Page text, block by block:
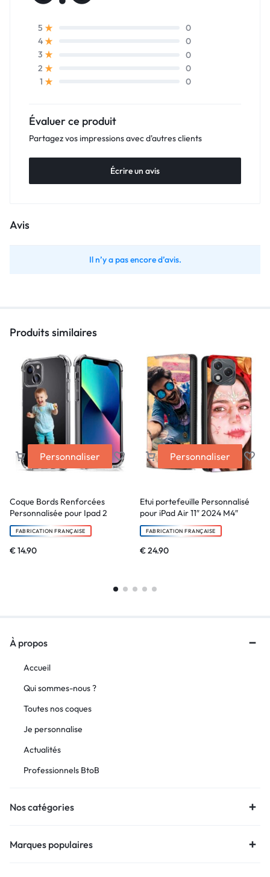
5
0
4
0
3
0
2
0
1
0
Évaluer ce produit
Partagez vos impressions avec d'autres clients
Écrire un avis
Avis
Il n’y a pas encore d’avis.
Produits similaires
Personnaliser
Coque Bords Renforcées
Personnalisée pour Ipad 2
FABRICATION FRANÇAISE
€14.90
Personnaliser
Etui portefeuille Personnalisé
pour iPad Air 11″ 2024 M4″
FABRICATION FRANÇAISE
€24.90
À propos
Accueil
Qui sommes-nous ?
Toutes nos coques
Je personnalise
Actualités
Professionnels BtoB
Nos catégories
Marques populaires